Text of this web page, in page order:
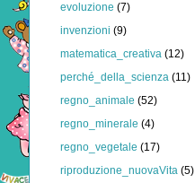
evoluzione (7)
invenzioni (9)
matematica_creativa (12)
perché_della_scienza (11)
regno_animale (52)
regno_minerale (4)
regno_vegetale (17)
riproduzione_nuovaVita (5)